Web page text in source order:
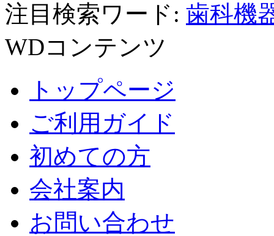
注目検索ワード: 歯科機
WDコンテンツ
トップページ
ご利用ガイド
初めての方
会社案内
お問い合わせ